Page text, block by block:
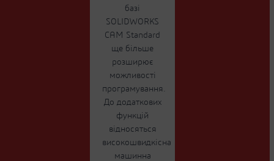
базі
SOLIDWORKS
CAM Standard
ще більше
розширює
можливості
програмування.
До додаткових
функцій
відносяться
високошвидкісна
машинна